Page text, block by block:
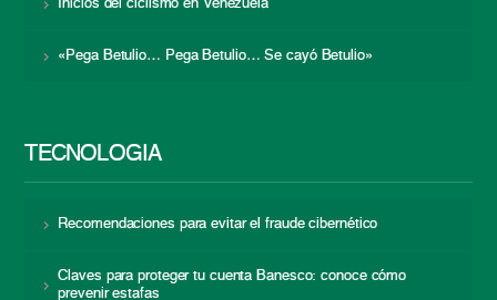
Inicios del ciclismo en Venezuela
«Pega Betulio… Pega Betulio… Se cayó Betulio»
TECNOLOGÍA
Recomendaciones para evitar el fraude cibernético
Claves para proteger tu cuenta Banesco: conoce cómo
prevenir estafas